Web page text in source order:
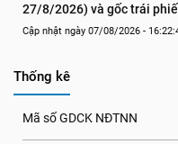
27/8/2026) và gốc trái
Cập nhật ngày 07/08/2026 -
Thống kê
Mã số GDCK NĐTNN